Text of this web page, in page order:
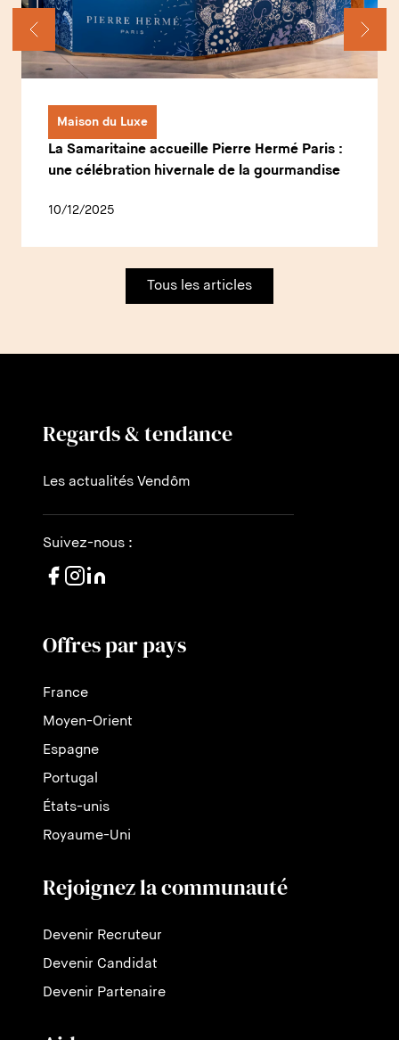
Maison du Luxe
La Samaritaine accueille Pierre Hermé Paris :
une célébration hivernale de la gourmandise
10/12/2025
Tous les articles
Regards & tendance
Les actualités Vendôm
Suivez-nous :
Offres par pays
France
Moyen-Orient
Espagne
Portugal
États-unis
Royaume-Uni
Rejoignez la communauté
Devenir Recruteur
Devenir Candidat
Devenir Partenaire